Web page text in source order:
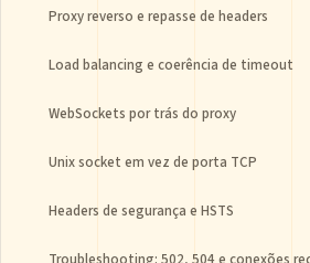
Proxy reverso e repasse de headers
Load balancing e coerência de timeout
WebSockets por trás do proxy
Unix socket em vez de porta TCP
Headers de segurança e HSTS